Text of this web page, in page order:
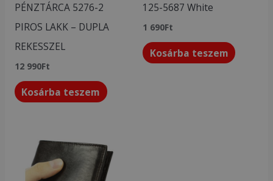
PÉNZTÁRCA 5276-2
PIROS LAKK – DUPLA
REKESSZEL
12 990Ft
Kosárba teszem
125-5687 White
1 690Ft
Kosárba teszem